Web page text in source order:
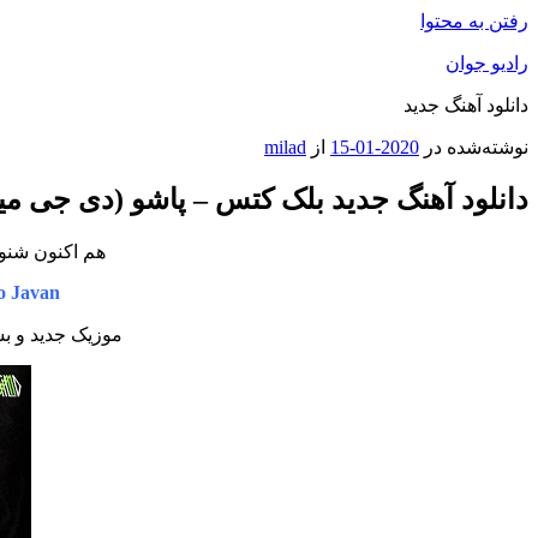
رفتن به محتوا
رادیو جوان
دانلود آهنگ جدید
نوشته‌شده در 2020-01-15 از milad
دانلود آهنگ جدید بلک کتس – پاشو (دی جی
هم اکنون
Javan
موزیک جدید و